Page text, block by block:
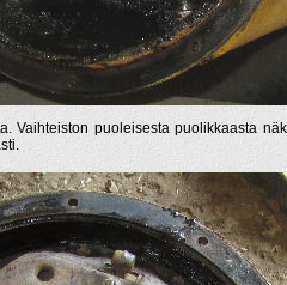
Vaihteiston puoleisesta puolikkaasta